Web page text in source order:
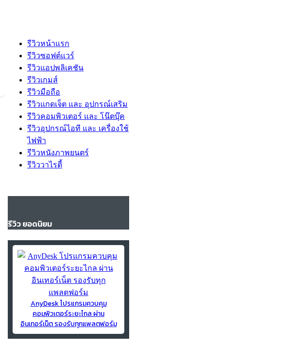
รีวิวหน้าแรก
รีวิวซอฟต์แวร์
รีวิวแอปพลิเคชัน
รีวิวเกมส์
รีวิวมือถือ
รีวิวแกดเจ็ต และ อุปกรณ์เสริม
รีวิวคอมพิวเตอร์ และ โน๊ตบุ๊ค
รีวิวอุปกรณ์ไอที และ เครื่องใช้
ไฟฟ้า
รีวิวหนังภาพยนตร์
รีวิววาไรตี้
รีวิว ยอดนิยม
AnyDesk โปรแกรมควบคุม
คอมพิวเตอร์ระยะไกล ผ่าน
อินเทอร์เน็ต รองรับทุกแพลตฟอร์ม